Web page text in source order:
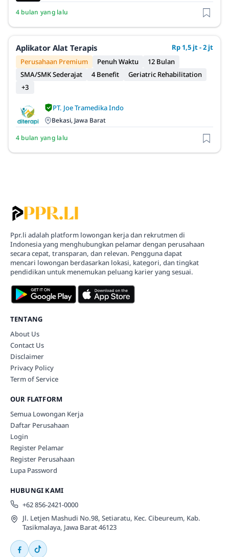
4 bulan yang lalu
Aplikator Alat Terapis
Rp 1,5 jt - 2 jt
Perusahaan Premium
Penuh Waktu
12 Bulan
SMA/SMK Sederajat
4 Benefit
Geriatric Rehabilitation
+3
PT. Joe Tramedika Indo
Bekasi, Jawa Barat
4 bulan yang lalu
Ppr.li adalah platform lowongan kerja dan rekrutmen di
Indonesia yang menghubungkan pelamar dengan perusahaan
secara cepat, transparan, dan relevan. Pengguna dapat
mencari lowongan berdasarkan lokasi, kategori, dan tingkat
pendidikan untuk menemukan peluang karier yang sesuai.
TENTANG
About Us
Contact Us
Disclaimer
Privacy Policy
Term of Service
OUR FLATFORM
Semua Lowongan Kerja
Daftar Perusahaan
Login
Register Pelamar
Register Perusahaan
Lupa Password
HUBUNGI KAMI
+62 856-2421-0000
Jl. Letjen Mashudi No.98, Setiaratu, Kec. Cibeureum, Kab.
Tasikmalaya, Jawa Barat 46123